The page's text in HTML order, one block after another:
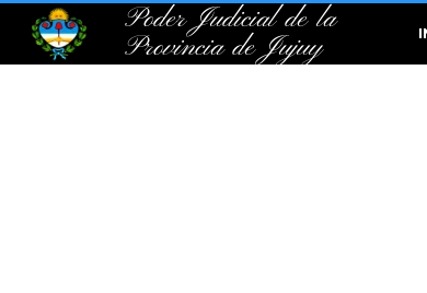
Poder Judicial de la
Provincia de Jujuy